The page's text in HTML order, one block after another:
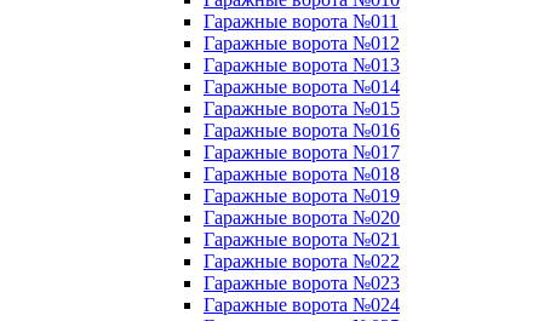
Гаражные ворота №011
Гаражные ворота №012
Гаражные ворота №013
Гаражные ворота №014
Гаражные ворота №015
Гаражные ворота №016
Гаражные ворота №017
Гаражные ворота №018
Гаражные ворота №019
Гаражные ворота №020
Гаражные ворота №021
Гаражные ворота №022
Гаражные ворота №023
Гаражные ворота №024